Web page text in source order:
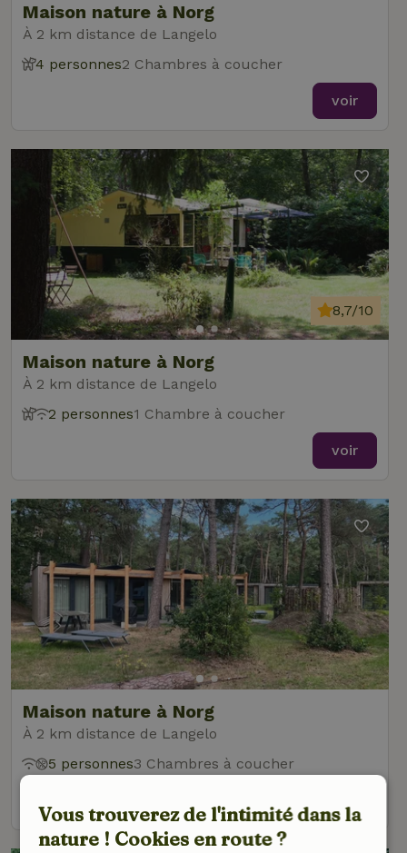
Maison nature à Norg
À 2 km distance de Langelo
4 personnes2 Chambres à coucher
voir
Maison nature à Norg
À 2 km distance de Langelo
8,7/10
2 personnes1 Chambre à coucher
voir
Maison nature à Norg
À 2 km distance de Langelo
5 personnes3 Chambres à coucher
Vous trouverez de l'intimité dans la
nature ! Cookies en route ?